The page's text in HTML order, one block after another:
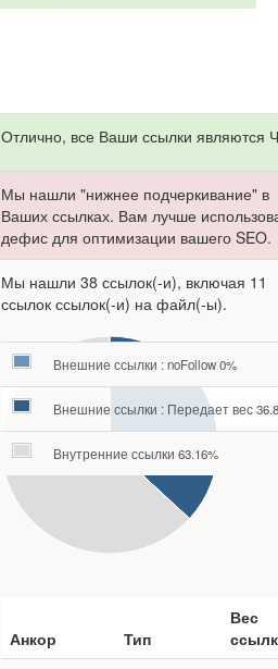
Отлично, все Ваши ссылки являются
Мы нашли "нижнее подчеркивание" в
Ваших ссылках. Вам лучше
дефис для оптимизации вашего SEO.
Мы нашли 38 ссылок(-и), включая 11
ссылок ссылок(-и) на файл(-ы).
Внешние ссылки : noFollow 0%
Внешние ссылки : Передает вес
Внутренние ссылки 63.16%
Анкор Тип
Вес